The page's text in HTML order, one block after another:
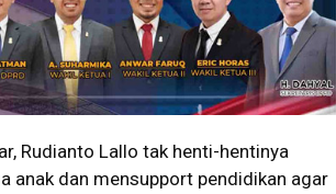
Rudianto Lallo tak henti-hentinya
anak dan mensupport pendidikan agar